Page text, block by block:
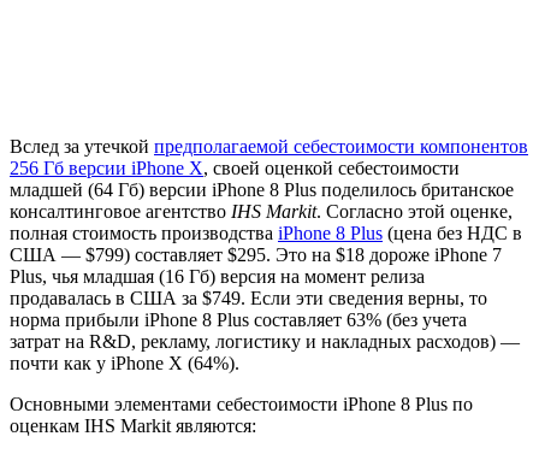
Вслед за утечкой предполагаемой себестоимости компонентов
256 Гб версии iPhone X, своей оценкой себестоимости
младшей (64 Гб) версии iPhone 8 Plus поделилось британское
консалтинговое агентство IHS Markit. Согласно этой оценке,
полная стоимость производства iPhone 8 Plus (цена без НДС в
США — $799) составляет $295. Это на $18 дороже iPhone 7
Plus, чья младшая (16 Гб) версия на момент релиза
продавалась в США за $749. Если эти сведения верны, то
норма прибыли iPhone 8 Plus составляет 63% (без учета
затрат на R&D, рекламу, логистику и накладных расходов) —
почти как у iPhone X (64%).
Основными элементами себестоимости iPhone 8 Plus по
оценкам IHS Markit являются: